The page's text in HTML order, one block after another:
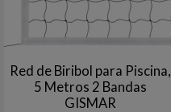
Red de Biribol para Piscina,
5 Metros 2 Bandas
GISMAR